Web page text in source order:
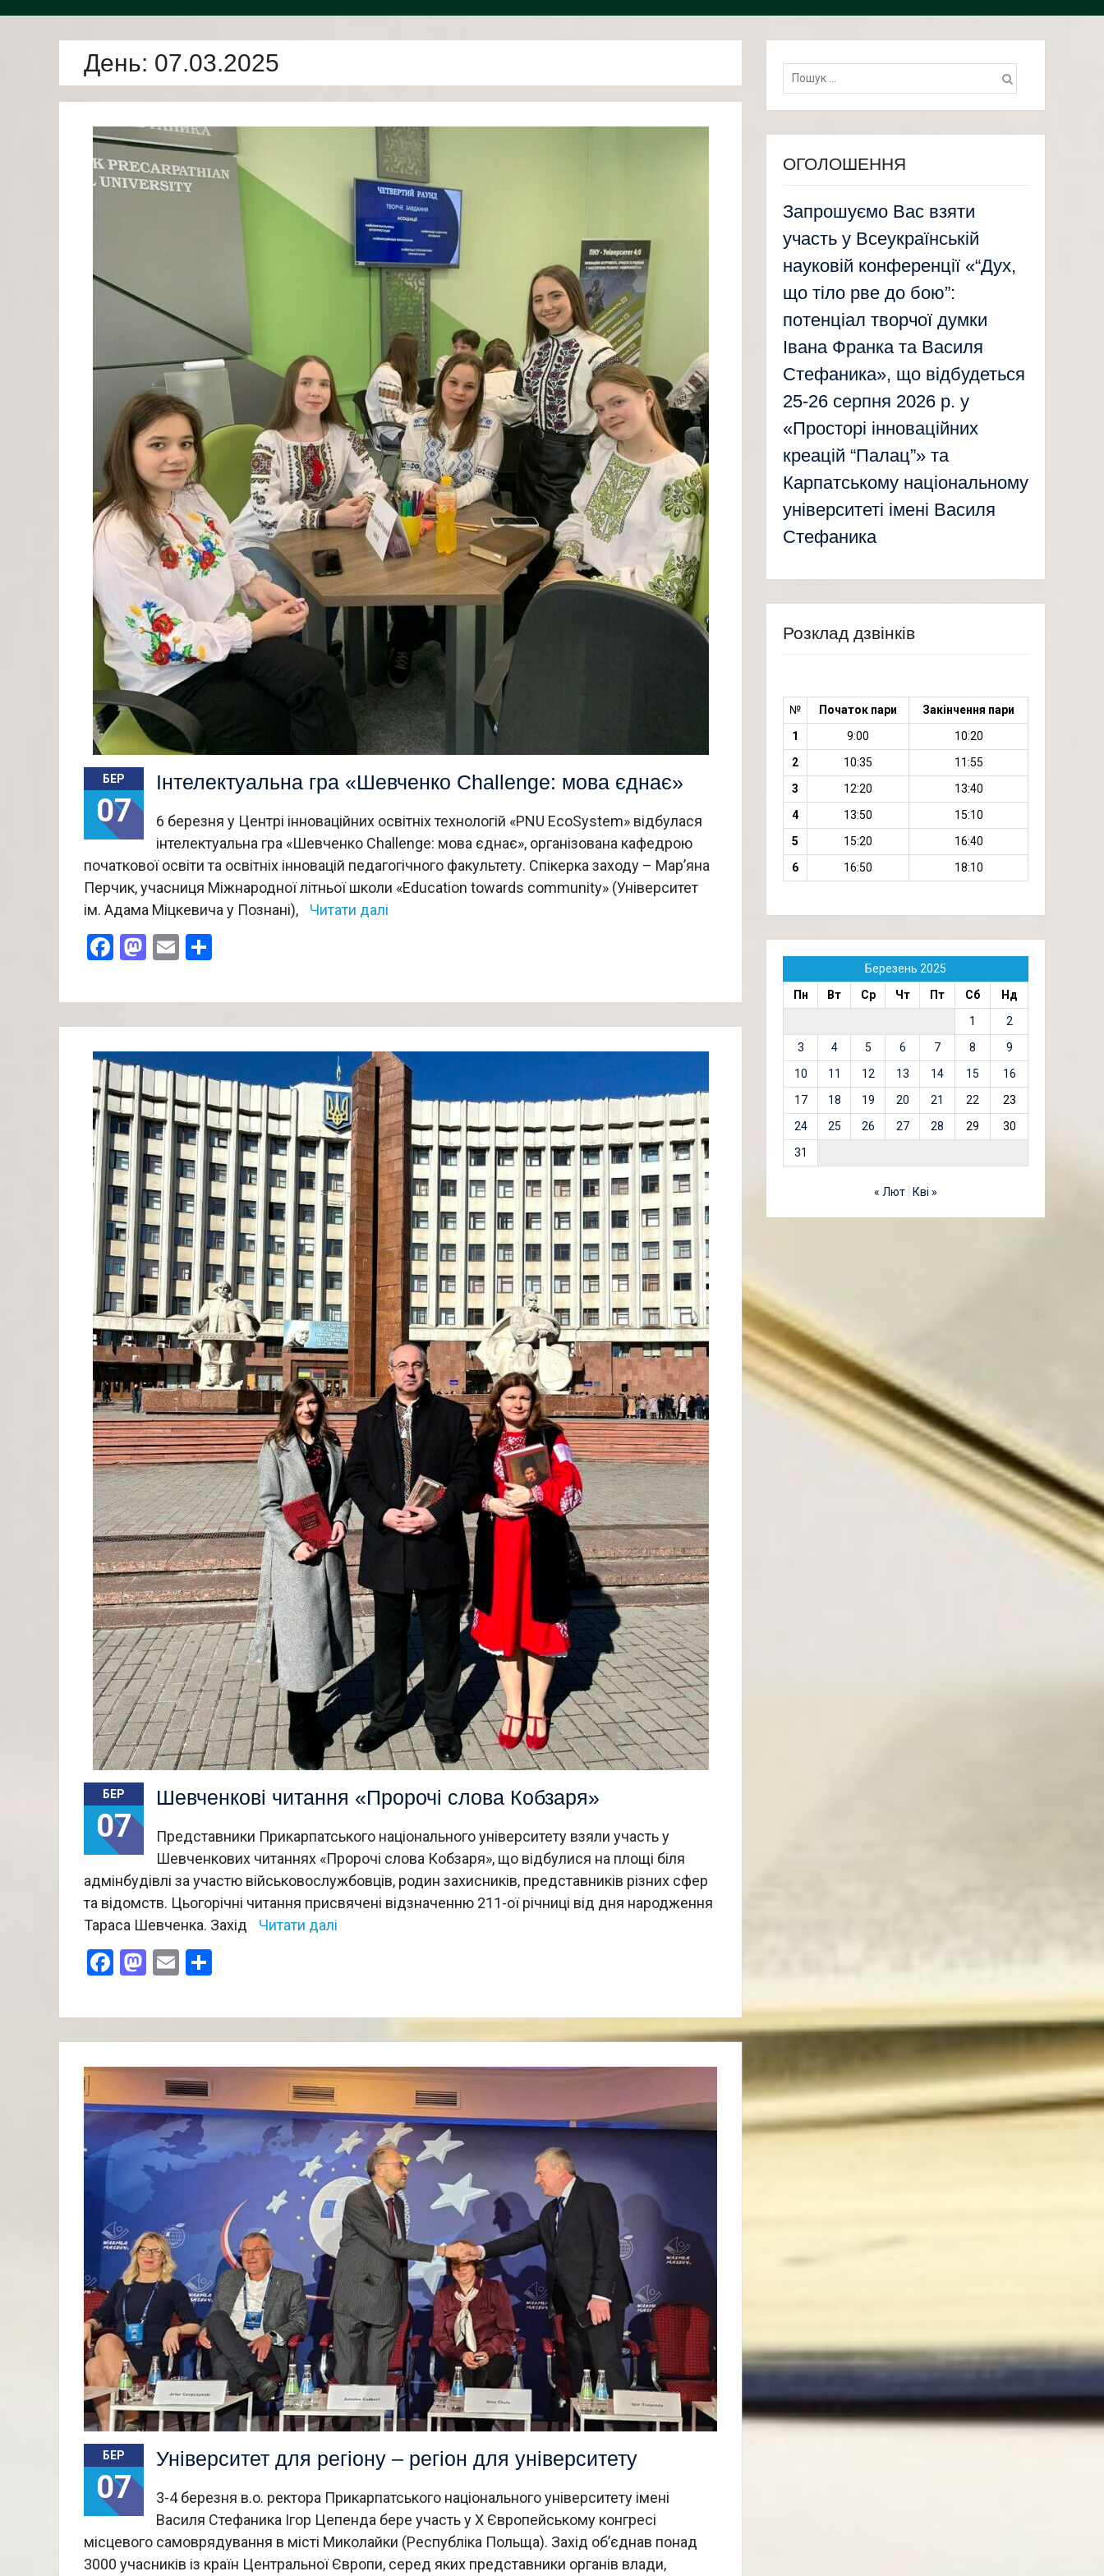
День: 07.03.2025
БЕР
07
Інтелектуальна гра «Шевченко Сhallenge: мова єднає»
6 березня у Центрі інноваційних освітніх технологій «PNU EcoSystem» відбулася
інтелектуальна гра «Шевченко Сhallenge: мова єднає», організована кафедрою
початкової освіти та освітніх інновацій педагогічного факультету. Спікерка заходу – Мар’яна
Перчик, учасниця Міжнародної літньої школи «Education towards community» (Університет
ім. Адама Міцкевича у Познані),
Читати далі
Facebook
Mastodon
Email
БЕР
07
Шевченкові читання «Пророчі слова Кобзаря»
Представники Прикарпатського національного університету взяли участь у
Шевченкових читаннях «Пророчі слова Кобзаря», що відбулися на площі біля
адмінбудівлі за участю військовослужбовців, родин захисників, представників різних сфер
та відомств. Цьогорічні читання присвячені відзначенню 211-ої річниці від дня народження
Тараса Шевченка. Захід
Читати далі
Facebook
Mastodon
Email
БЕР
07
Університет для регіону – регіон для університету
3-4 березня в.о. ректора Прикарпатського національного університету імені
Василя Стефаника Ігор Цепенда бере участь у Х Європейському конгресі
місцевого самоврядування в місті Миколайки (Республіка Польща). Захід об’єднав понад
3000 учасників із країн Центральної Європи, серед яких представники органів влади,
Пошук:
ОГОЛОШЕННЯ
Запрошуємо Вас взяти
участь у Всеукраїнській
науковій конференції «“Дух,
що тіло рве до бою”:
потенціал творчої думки
Івана Франка та Василя
Стефаника», що відбудеться
25-26 серпня 2026 р. у
«Просторі інноваційних
креацій “Палац”» та
Карпатському національному
університеті імені Василя
Стефаника
Розклад дзвінків
№ Початок пари
Закінчення пари
1
9:00
10:20
2
10:35
11:55
3
12:20
13:40
4
13:50
15:10
5
15:20
16:40
6
16:50 18:10
Березень 2025
Пн
Вт Ср Чт Пт Сб
Нд
1
2
3
4 5 6 7 8
9
10
11 12 13 14 15
16
17
18 19 20 21 22
23
24
25 26 27 28 29
30
31
« Лют Кві »